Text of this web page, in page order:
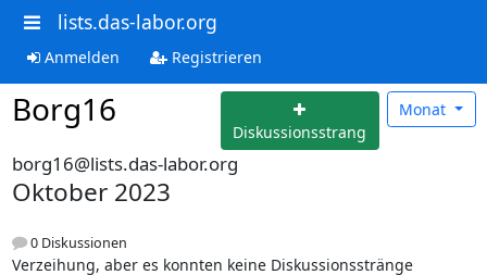
lists.das-labor.org
Anmelden Registrieren
Borg16
Diskussionsstrang
Monat
borg16@lists.das-labor.org
Oktober 2023
0 Diskussionen
Verzeihung, aber es konnten keine Diskussionsstränge